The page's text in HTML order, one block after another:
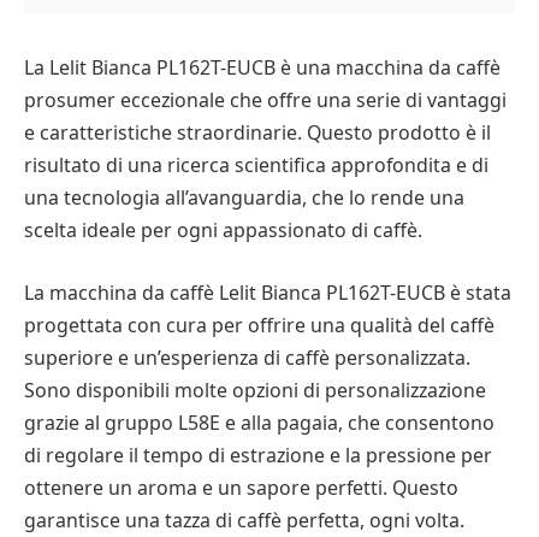
La Lelit Bianca PL162T-EUCB è una macchina da caffè
prosumer eccezionale che offre una serie di vantaggi
e caratteristiche straordinarie. Questo prodotto è il
risultato di una ricerca scientifica approfondita e di
una tecnologia all’avanguardia, che lo rende una
scelta ideale per ogni appassionato di caffè.
La macchina da caffè Lelit Bianca PL162T-EUCB è stata
progettata con cura per offrire una qualità del caffè
superiore e un’esperienza di caffè personalizzata.
Sono disponibili molte opzioni di personalizzazione
grazie al gruppo L58E e alla pagaia, che consentono
di regolare il tempo di estrazione e la pressione per
ottenere un aroma e un sapore perfetti. Questo
garantisce una tazza di caffè perfetta, ogni volta.